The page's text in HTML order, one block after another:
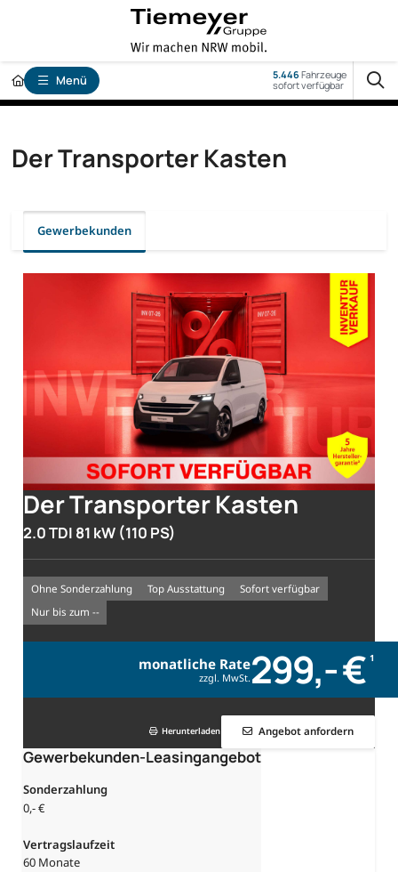
Menü 5.446Fahrzeuge
sofort verfügbar
Der Transporter Kasten
Gewerbekunden
Der Transporter Kasten
2.0 TDI 81 kW (110 PS)
Ohne Sonderzahlung Top Ausstattung
sofort verfügbar
nur bis zum --
monatliche Rate
zzgl. MwSt. 299,- € 1
Herunterladen Angebot anfordern
Gewerbekunden-Leasingangebot
Sonderzahlung
0,- €
Vertragslaufzeit
60 Monate